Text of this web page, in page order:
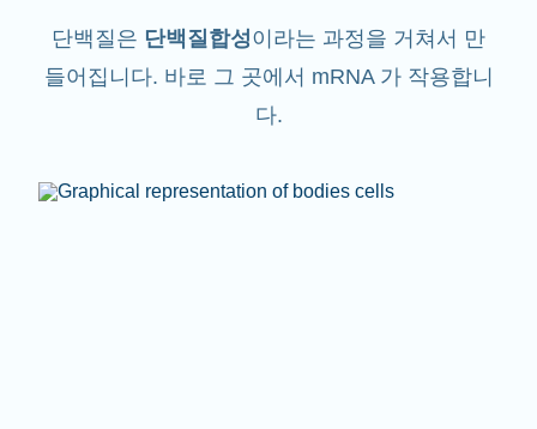
단백질은 단백질합성이라는 과정을 거쳐서 만
들어집니다. 바로 그 곳에서 mRNA 가 작용합니
다.